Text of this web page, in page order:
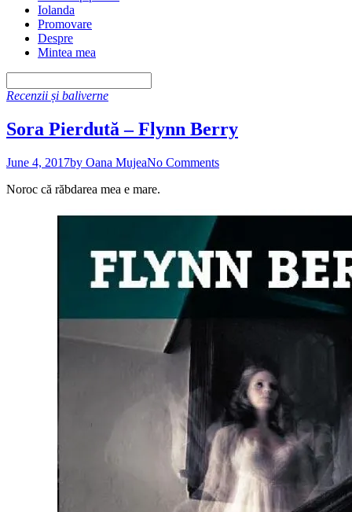
Iolanda
Promovare
Despre
Mintea mea
Recenzii și baliverne
Sora Pierdută – Flynn Berry
June 4, 2017by Oana MujeaNo Comments
Noroc că răbdarea mea e mare.